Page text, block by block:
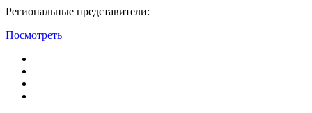
Региональные представители:
Посмотреть